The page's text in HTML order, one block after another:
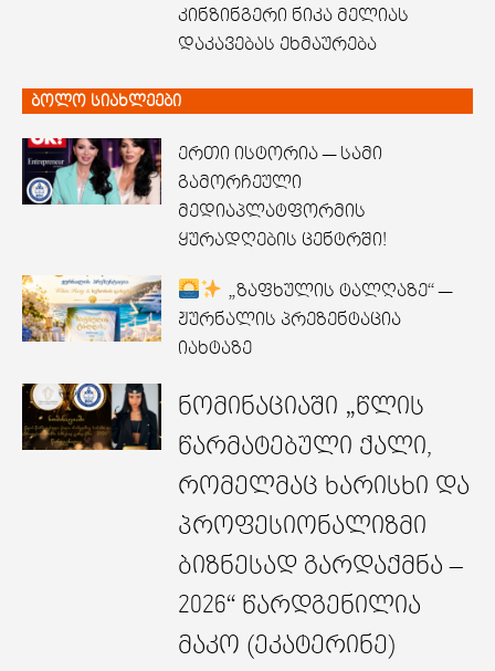
კინზინგერი ნიკა მელიას
დაკავებას ეხმაურება
ბოლო სიახლეები
ერთი ისტორია — სამი
გამორჩეული
მედიაპლატფორმის
ყურადღების ცენტრში!
„ზაფხულის ტალღაზე“ —
ჟურნალის პრეზენტაცია
იახტაზე
ნომინაციაში „წლის
წარმატებული ქალი,
რომელმაც ხარისხი და
პროფესიონალიზმი
ბიზნესად გარდაქმნა –
2026“ წარდგენილია
მაკო (ეკატერინე)